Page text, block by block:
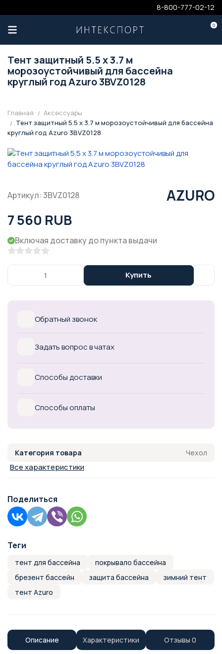
8-800-777-02-12
0
Тент защитный 5.5 х 3.7 м
морозоустойчивый для бассейна
круглый год Azuro 3BVZ0128
Главная
Аксессуары
Тент защитный 5.5 х 3.7 м морозоустойчивый для бассейна
круглый год Azuro 3BVZ0128
Артикул: 3BVZ0128 AZURO
7 560 RUB
Включая доставку до пункта выдачи
Купить
Обратный звонок
Задать вопрос в чатах
Способы доставки
Способы оплаты
Категория товара Чехол
Все характеристики
Поделиться
Теги
тент для бассейна
покрывало бассейна
брезент бассейн
защита бассейна
зимний тент
тент Azuro
Описание Характеристики Отзывы 0